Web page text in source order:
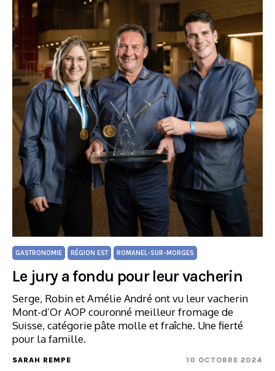
GASTRONOMIE RÉGION EST ROMANEL-SUR-MORGES
Le jury a fondu pour leur vacherin
Serge, Robin et Amélie André ont vu leur vacherin
Mont-d’Or AOP couronné meilleur fromage de
Suisse, catégorie pâte molle et fraîche. Une fierté
pour la famille.
SARAH REMPE 10 OCTOBRE 2024